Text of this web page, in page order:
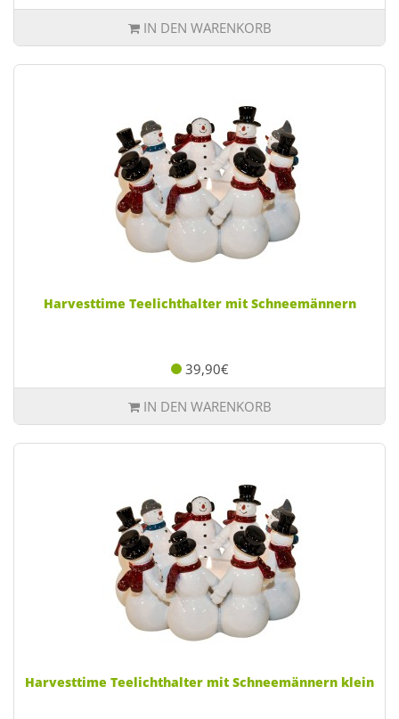
IN DEN WARENKORB
Harvesttime Teelichthalter mit Schneemännern
39,90€
IN DEN WARENKORB
Harvesttime Teelichthalter mit Schneemännern klein